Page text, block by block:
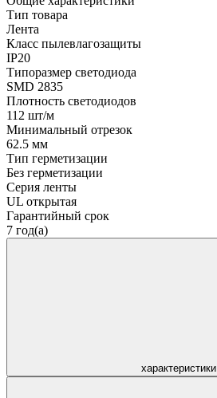
Тип товара
Лента
Класс пылевлагозащиты
IP20
Типоразмер светодиода
SMD 2835
Плотность светодиодов
112 шт/м
Минимальный отрезок
62.5 мм
Тип герметизации
Без герметизации
Серия ленты
UL открытая
Гарантийный срок
7 год(а)
характеристики